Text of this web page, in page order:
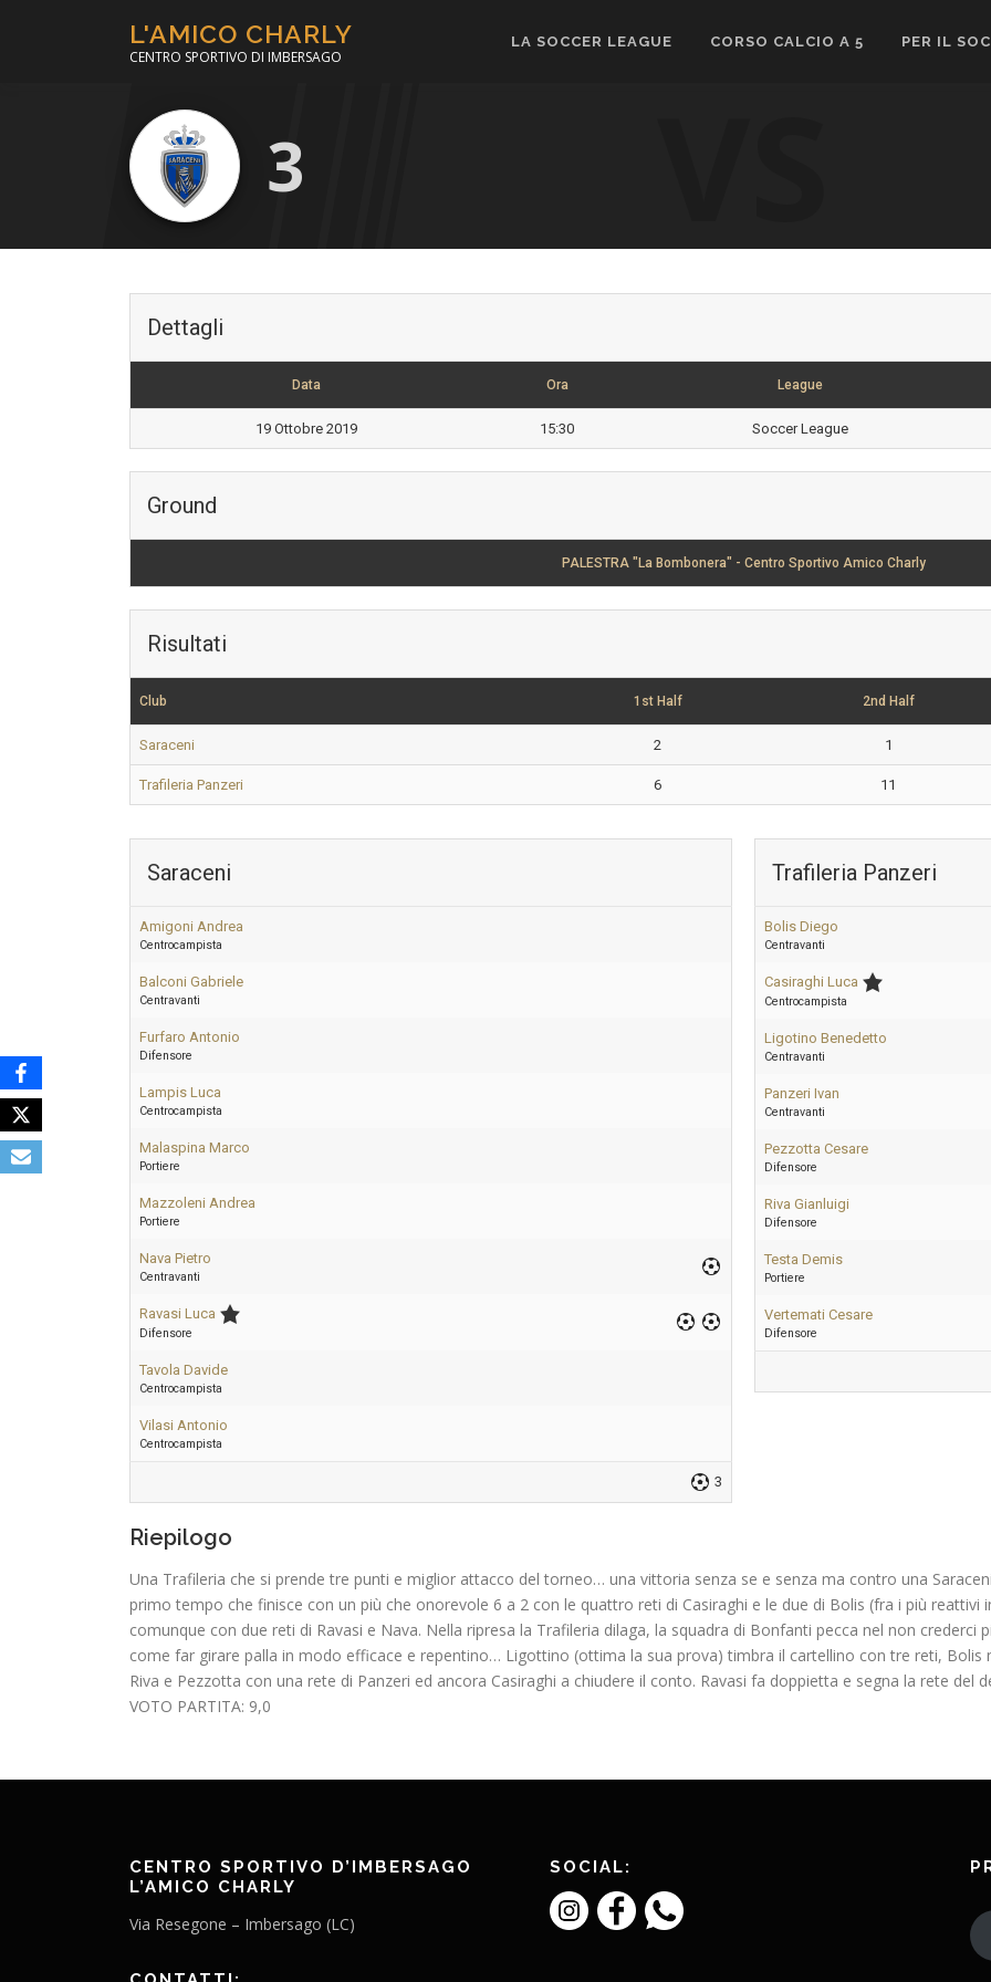
L'AMICO CHARLY
CENTRO SPORTIVO DI IMBERSAGO
LA SOCCER LEAGUE CORSO CALCIO A 5 PER IL
3
Dettagli
Data Ora League
19 Ottobre 2019 15:30 Soccer League
Ground
PALESTRA "La Bombonera" - Centro Sportivo Amico Charly
Risultati
Club 1st Half 2nd Half
Saraceni 2 1
Trafileria Panzeri 6 11
Saraceni
Amigoni Andrea
Centrocampista
Balconi Gabriele
Centravanti
Furfaro Antonio
Difensore
Lampis Luca
Centrocampista
Malaspina Marco
Portiere
Mazzoleni Andrea
Portiere
Nava Pietro
Centravanti
Ravasi Luca
Difensore
Tavola Davide
Centrocampista
Vilasi Antonio
Centrocampista
3
Trafileria Panzeri
Bolis Diego
Centravanti
Casiraghi Luca
Centrocampista
Ligotino Benedetto
Centravanti
Panzeri Ivan
Centravanti
Pezzotta Cesare
Difensore
Riva Gianluigi
Difensore
Testa Demis
Portiere
Vertemati Cesare
Difensore
Riepilogo
Una Trafileria che si prende tre punti e miglior attacco del torneo… una vittoria senza se e senza ma contro una
primo tempo che finisce con un più che onorevole 6 a 2 con le quattro reti di Casiraghi e le due di Bolis (fra i più
comunque con due reti di Ravasi e Nava. Nella ripresa la Trafileria dilaga, la squadra di Bonfanti pecca nel non crederci
come far girare palla in modo efficace e repentino… Ligottino (ottima la sua prova) timbra il cartellino con tre reti,
Riva e Pezzotta con una rete di Panzeri ed ancora Casiraghi a chiudere il conto. Ravasi fa doppietta e segna la rete del
VOTO PARTITA: 9,0
CENTRO SPORTIVO D’IMBERSAGO
L’AMICO CHARLY
Via Resegone – Imbersago (LC)
SOCIAL: